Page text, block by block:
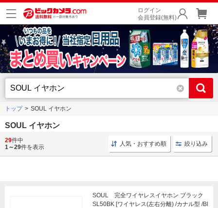
ログイン
会員登録(無料)
トップ SOUL イヤホン
SOUL イヤホン
低遅延 ワイヤレスイヤホン ワイヤレスイヤホン ノイキャン
29件中
1～29件を表示 人気・おすすめ順 絞り込み
SOUL 完全ワイヤレスイヤホン ブラック
SL50BK [ワイヤレス(左右分離) /カナル型 /Bl